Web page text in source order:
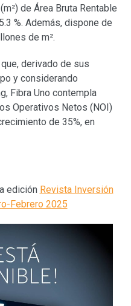
de Área Bruta Rentable
%. Además, dispone de
de m².
derivado de sus
y considerando
Fibra Uno contempla
Operativos Netos (NOI)
de 35%, en
edición Revista Inversión
Febrero 2025